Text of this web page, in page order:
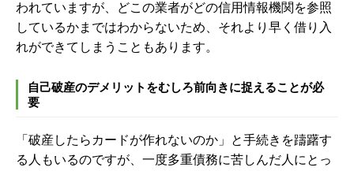
われていますが、どこの業者がどの信用情報機関を参照
しているかまではわからないため、それより早く借り入
れができてしまうこともあります。
自己破産のデメリットをむしろ前向きに捉えることが必
要
「破産したらカードが作れないのか」と手続きを躊躇す
る人もいるのですが、一度多重債務に苦しんだ人にとっ